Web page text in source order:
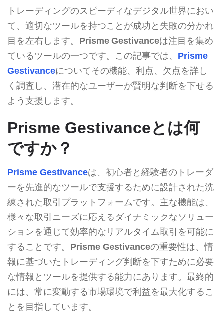
トレーディングのスピーディなデジタル世界におい
て、適切なツールを持つことが成功と失敗の分かれ
目を左右します。 Prisme Gestivanceは注目を集め
ているツールの一つです。この記事では、 Prisme
Gestivanceについてその機能、利点、欠点を詳し
く調査し、潜在的なユーザーが賢明な判断を下せる
よう支援します。
Prisme Gestivanceとは何
ですか？
Prisme Gestivanceは、初心者と経験者のトレーダ
ーを先進的なツールで支援するために設計された洗
練された取引プラットフォームです。主な機能は、
様々な取引ニーズに応えるダイナミックなソリュー
ションを通じて効率的なリアルタイム取引を可能に
することです。 Prisme Gestivanceの重要性は、情
報に基づいたトレーディング判断を下すために必要
な情報とツールを提供する能力にあります。最終的
には、常に変動する市場環境で利益を最大化するこ
とを目指しています。